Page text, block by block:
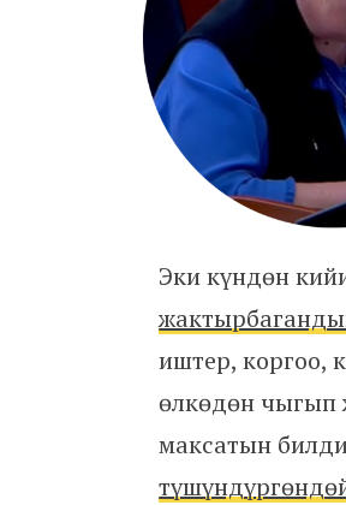
Эки күндөн
иштер, коргоо,
өлкөдөн чыгып
максатын